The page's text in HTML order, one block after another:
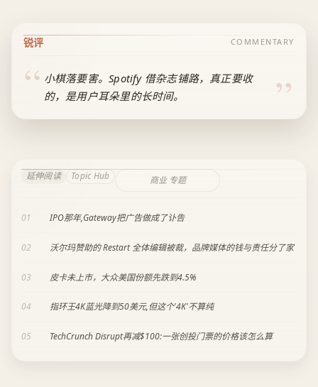
锐评 COMMENTARY
小棋落要害。Spotify 借杂志铺路，真正要收
的，是用户耳朵里的长时间。
延伸阅读 Topic Hub 商业 专题
01 IPO那年,Gateway把广告做成了讣告
02 沃尔玛赞助的 Restart 全体编辑被裁，品牌媒体的钱与责任分了家
03 皮卡未上市，大众美国份额先跌到4.5%
04 指环王4K蓝光降到50美元,但这个'4K'不算纯
05 TechCrunch Disrupt再减$100:一张创投门票的价格该怎么算